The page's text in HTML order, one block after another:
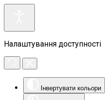
Налаштування доступності
Інвертувати кольори